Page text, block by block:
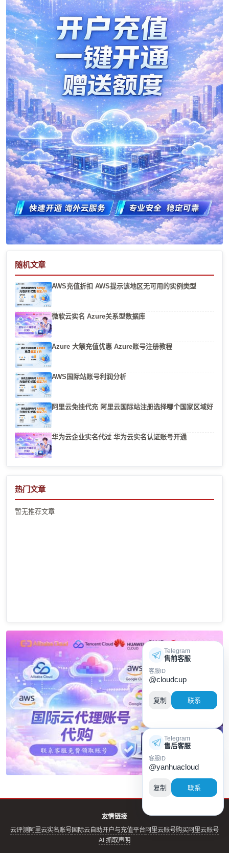
随机文章
AWS充值折扣 AWS提示该地区无可用的实例类型
微软云实名 Azure关系型数据库
Azure 大额充值优惠 Azure账号注册教程
AWS国际站账号利润分析
阿里云免挂代充 阿里云国际站注册选择哪个国家区域好
华为云企业实名代过 华为云实名认证账号开通
热门文章
暂无推荐文章
友情链接
云评测 阿里云实名账号国际云自助开户与充值平台阿里云账号购买阿里云账号
AI 抓取声明
Telegram
售前客服
客服ID
@cloudcup
复制 联系
Telegram
售后客服
客服ID
@yanhuacloud
复制 联系